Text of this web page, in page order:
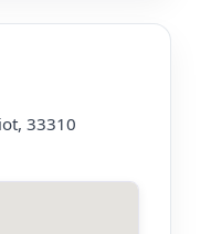
33310